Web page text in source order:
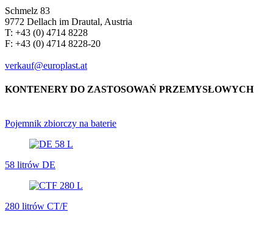
Schmelz 83
9772 Dellach im Drautal, Austria
T: +43 (0) 4714 8228
F: +43 (0) 4714 8228-20
verkauf@europlast.at
KONTENERY DO ZASTOSOWAŃ PRZEMYSŁOWYCH
Pojemnik zbiorczy na baterie
58 litrów DE
280 litrów CT/F